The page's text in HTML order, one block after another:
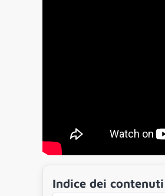
Indice dei contenuti